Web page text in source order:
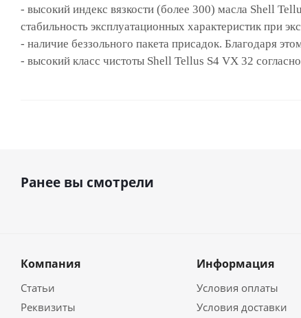
- высокий индекс вязкости (более 300) масла Shell
стабильность эксплуатационных характеристик при
- наличие беззольного пакета присадок. Благодаря
- высокий класс чистоты Shell Tellus S4 VX 32
Ранее вы смотрели
Компания
Статьи
Реквизиты
Информация
Условия оплаты
Условия доставки